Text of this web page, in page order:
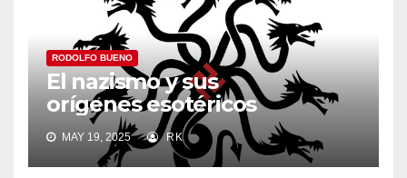
RODOLFO BUENO
El nazismo y sus
orígenes esotéricos
MAY 19, 2025 RK